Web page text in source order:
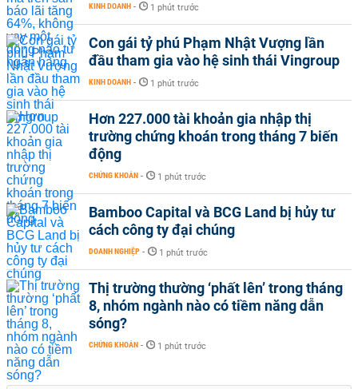
KINH DOANH - 1 phút trước
Con gái tỷ phú Phạm Nhật Vượng lần
đầu tham gia vào hệ sinh thái Vingroup
KINH DOANH - 1 phút trước
Hơn 227.000 tài khoản gia nhập thị
trường chứng khoán trong tháng 7 biến
động
CHỨNG KHOÁN - 1 phút trước
Bamboo Capital và BCG Land bị hủy tư
cách công ty đại chúng
DOANH NGHIỆP - 1 phút trước
Thị trường thường ‘phất lên’ trong tháng
8, nhóm ngành nào có tiềm năng dẫn
sóng?
CHỨNG KHOÁN - 1 phút trước